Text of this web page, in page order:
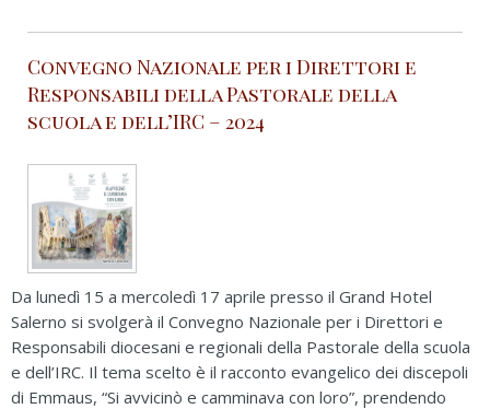
Convegno Nazionale per i Direttori e
Responsabili della Pastorale della
scuola e dell’IRC – 2024
Da lunedì 15 a mercoledì 17 aprile presso il Grand Hotel
Salerno si svolgerà il Convegno Nazionale per i Direttori e
Responsabili diocesani e regionali della Pastorale della scuola
e dell’IRC. Il tema scelto è il racconto evangelico dei discepoli
di Emmaus, “Si avvicinò e camminava con loro”, prendendo